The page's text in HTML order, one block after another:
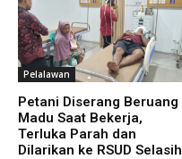
Pelalawan
Petani Diserang Beruang
Madu Saat Bekerja,
Terluka Parah dan
Dilarikan ke RSUD Selasih